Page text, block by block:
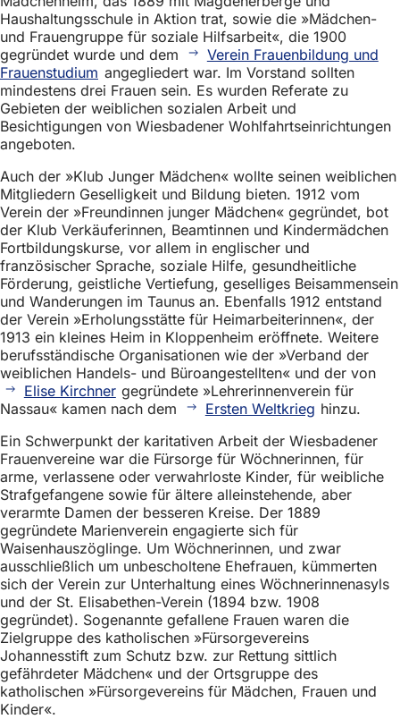
Haushaltungsschule in Aktion trat, sowie die »Mädchen-
und Frauengruppe für soziale Hilfsarbeit«, die 1900
gegründet wurde und dem
Verein Frauenbildung und
Frauenstudium angegliedert war. Im Vorstand sollten
mindestens drei Frauen sein. Es wurden Referate zu
Gebieten der weiblichen sozialen Arbeit und
Besichtigungen von Wiesbadener Wohlfahrtseinrichtungen
angeboten.
Auch der »Klub Junger Mädchen« wollte seinen weiblichen
Mitgliedern Geselligkeit und Bildung bieten. 1912 vom
Verein der »Freundinnen junger Mädchen« gegründet, bot
der Klub Verkäuferinnen, Beamtinnen und Kindermädchen
Fortbildungskurse, vor allem in englischer und
französischer Sprache, soziale Hilfe, gesundheitliche
Förderung, geistliche Vertiefung, geselliges Beisammensein
und Wanderungen im Taunus an. Ebenfalls 1912 entstand
der Verein »Erholungsstätte für Heimarbeiterinnen«, der
1913 ein kleines Heim in Kloppenheim eröffnete. Weitere
berufsständische Organisationen wie der »Verband der
weiblichen Handels- und Büroangestellten« und der von
Elise Kirchner gegründete »Lehrerinnenverein für
Nassau« kamen nach dem
Ersten Weltkrieg hinzu.
Ein Schwerpunkt der karitativen Arbeit der Wiesbadener
Frauenvereine war die Fürsorge für Wöchnerinnen, für
arme, verlassene oder verwahrloste Kinder, für weibliche
Strafgefangene sowie für ältere alleinstehende, aber
verarmte Damen der besseren Kreise. Der 1889
gegründete Marienverein engagierte sich für
Waisenhauszöglinge. Um Wöchnerinnen, und zwar
ausschließlich um unbescholtene Ehefrauen, kümmerten
sich der Verein zur Unterhaltung eines Wöchnerinnenasyls
und der St. Elisabethen-Verein (1894 bzw. 1908
gegründet). Sogenannte gefallene Frauen waren die
Zielgruppe des katholischen »Fürsorgevereins
Johannesstift zum Schutz bzw. zur Rettung sittlich
gefährdeter Mädchen« und der Ortsgruppe des
katholischen »Fürsorgevereins für Mädchen, Frauen und
Kinder«.